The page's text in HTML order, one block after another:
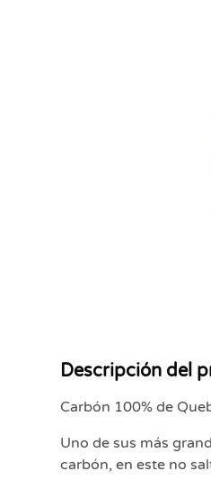
Descripción del
Carbón 100% de
Uno de sus más
carbón, en este no